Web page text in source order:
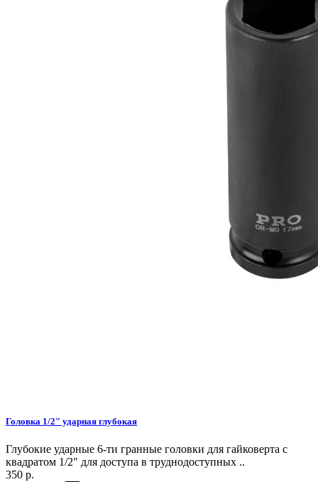
Головка 1/2" ударная глубокая
Глубокие ударные 6-ти гранные головки для гайковерта с
квадратом 1/2" для доступа в труднодоступных ..
350 р.